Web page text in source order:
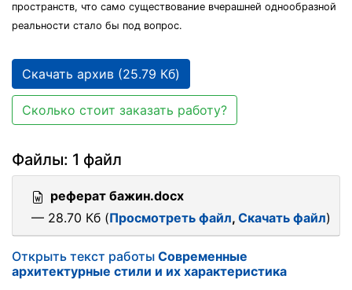
пространств, что само существование вчерашней однообразной
реальности стало бы под вопрос.
Скачать архив (25.79 Кб)
Сколько стоит заказать работу?
Файлы: 1 файл
реферат бажин.docx
— 28.70 Кб (Просмотреть файл, Скачать файл)
Открыть текст работы Современные
архитектурные стили и их характеристика